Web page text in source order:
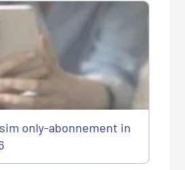
only-abonnement in